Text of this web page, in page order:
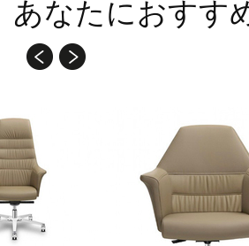
あなたにおすす